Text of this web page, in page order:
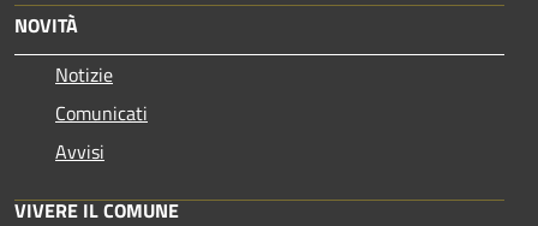
NOVITÀ
Notizie
Comunicati
Avvisi
VIVERE IL COMUNE